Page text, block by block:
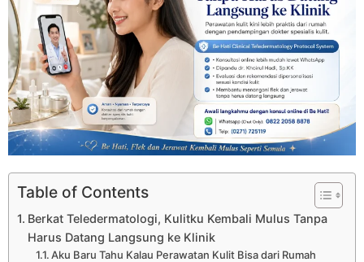
Table of Contents
Berkat Teledermatologi, Kulitku Kembali Mulus Tanpa
Harus Datang Langsung ke Klinik
Aku Baru Tahu Kalau Perawatan Kulit Bisa dari Rumah